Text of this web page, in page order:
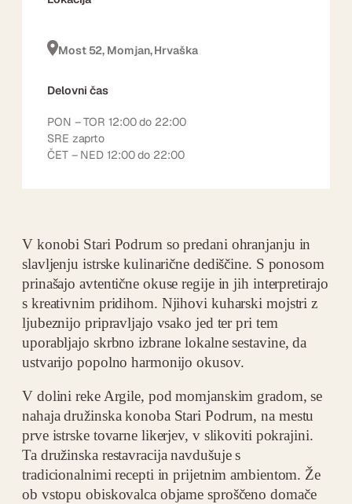
Most 52, Momjan, Hrvaška
Delovni čas
PON – TOR 12:00 do 22:00
SRE zaprto
ČET – NED 12:00 do 22:00
V konobi Stari Podrum so predani ohranjanju in
slavljenju istrske kulinarične dediščine. S ponosom
prinašajo avtentične okuse regije in jih interpretirajo
s kreativnim pridihom. Njihovi kuharski mojstri z
ljubeznijo pripravljajo vsako jed ter pri tem
uporabljajo skrbno izbrane lokalne sestavine, da
ustvarijo popolno harmonijo okusov.
V dolini reke Argile, pod momjanskim gradom, se
nahaja družinska konoba Stari Podrum, na mestu
prve istrske tovarne likerjev, v slikoviti pokrajini.
Ta družinska restavracija navdušuje s
tradicionalnimi recepti in prijetnim ambientom. Že
ob vstopu obiskovalca objame sproščeno domače